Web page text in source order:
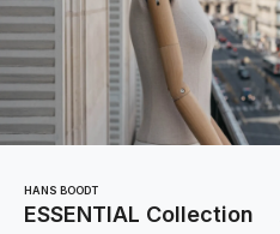
HANS BOODT
ESSENTIAL Collection